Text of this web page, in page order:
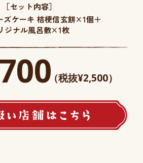
［セット内容］
ズケーキ 桔梗信玄餅×1個＋
ジナル風呂敷×1枚
（税抜¥2,500）